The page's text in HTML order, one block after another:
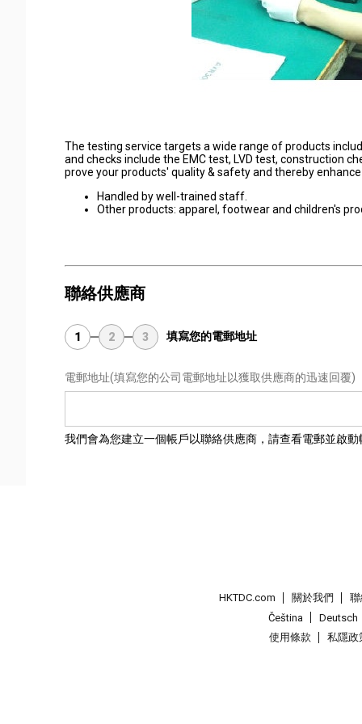
The testing service targets a wide range of products
and checks include the EMC test, LVD test, construction
prove your products' quality & safety and thereby
Handled by well-trained staff.
Other products: apparel, footwear and children's
聯絡供應商
1 2 3 填寫您的電郵地址
電郵地址(填寫您的公司電郵地址以獲取供應商的迅速回覆)
我們會為您建立一個帳戶以聯絡供應商，請查看電郵並啟動
HKTDC.com 關於我們
Čeština
Deutsch
使用條款
私隱政